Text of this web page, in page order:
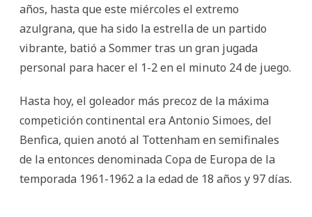
años, hasta que este miércoles el extremo
azulgrana, que ha sido la estrella de un partido
vibrante, batió a Sommer tras un gran jugada
personal para hacer el 1-2 en el minuto 24 de juego.
Hasta hoy, el goleador más precoz de la máxima
competición continental era Antonio Simoes, del
Benfica, quien anotó al Tottenham en semifinales
de la entonces denominada Copa de Europa de la
temporada 1961-1962 a la edad de 18 años y 97 días.